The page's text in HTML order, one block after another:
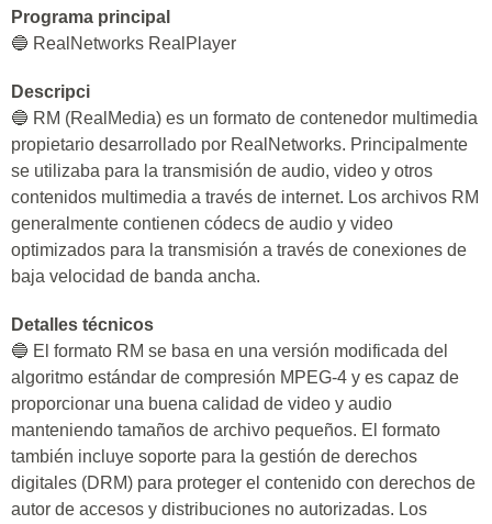
Programa principal
🔵 RealNetworks RealPlayer
Descripci
🔵 RM (RealMedia) es un formato de contenedor multimedia
propietario desarrollado por RealNetworks. Principalmente
se utilizaba para la transmisión de audio, video y otros
contenidos multimedia a través de internet. Los archivos RM
generalmente contienen códecs de audio y video
optimizados para la transmisión a través de conexiones de
baja velocidad de banda ancha.
Detalles técnicos
🔵 El formato RM se basa en una versión modificada del
algoritmo estándar de compresión MPEG-4 y es capaz de
proporcionar una buena calidad de video y audio
manteniendo tamaños de archivo pequeños. El formato
también incluye soporte para la gestión de derechos
digitales (DRM) para proteger el contenido con derechos de
autor de accesos y distribuciones no autorizadas. Los